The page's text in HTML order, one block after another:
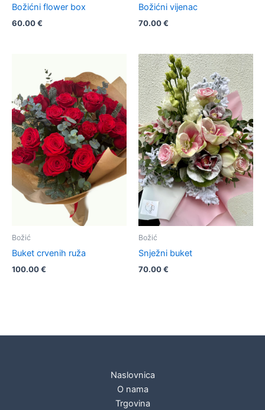
Božićni flower box
60.00€
Božićni vijenac
70.00€
Božić
Buket crvenih ruža
100.00€
Božić
Snježni buket
70.00€
Naslovnica
O nama
Trgovina